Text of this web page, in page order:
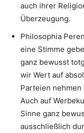
auch ihrer
Überzeugung.
Philosophia
eine Stimme
ganz bewusst
wir Wert auf
Parteien
Auch auf
Sinne ganz
ausschließlich